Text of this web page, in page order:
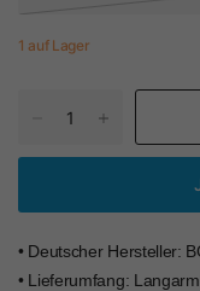
1 auf Lager
• Deutscher Hersteller:
• Lieferumfang: